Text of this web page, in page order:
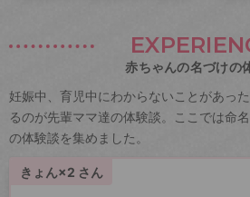
赤ちゃんの名づけの
妊娠中、育児中にわからないことがあっ
るのが先輩ママ達の体験談。ここでは命
の体験談を集めました。
きょん×2 さん